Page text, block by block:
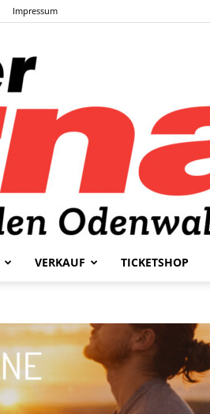
Impressum
VERKAUF TICKETSHOP